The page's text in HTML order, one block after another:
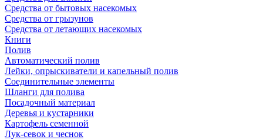
Средства от бытовых насекомых
Средства от грызунов
Средства от летающих насекомых
Книги
Полив
Автоматический полив
Лейки, опрыскиватели и капельный полив
Соединительные элементы
Шланги для полива
Посадочный материал
Деревья и кустарники
Картофель семенной
Лук-севок и чеснок